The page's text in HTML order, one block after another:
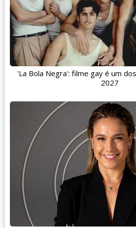
'La Bola Negra': filme gay é um
2027